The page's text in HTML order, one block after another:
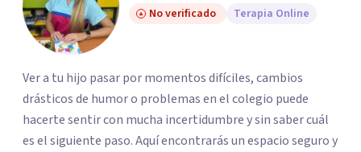
No verificado Terapia Online
Ver a tu hijo pasar por momentos difíciles, cambios
drásticos de humor o problemas en el colegio puede
hacerte sentir con mucha incertidumbre y sin saber cuál
es el siguiente paso. Aquí encontrarás un espacio seguro y